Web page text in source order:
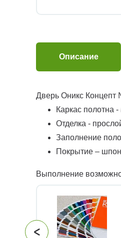
Описание
Дверь Оникс Концепт
Каркас полотна
Отделка -
Заполнение
Покрытие –
Выполнение